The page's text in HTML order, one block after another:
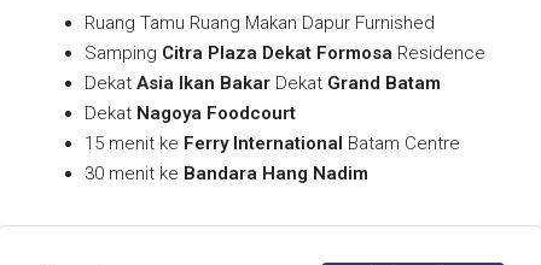
Ruang Tamu Ruang Makan Dapur Furnished
Samping Citra Plaza Dekat Formosa Residence
Dekat Asia Ikan Bakar Dekat Grand Batam
Dekat Nagoya Foodcourt
15 menit ke Ferry International Batam Centre
30 menit ke Bandara Hang Nadim